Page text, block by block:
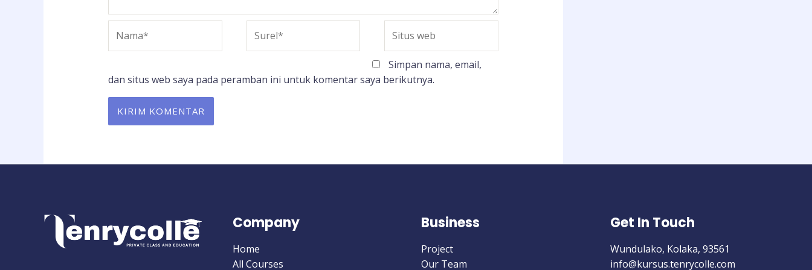
web
Simpan nama, email,
dan situs web saya pada peramban ini untuk komentar saya berikutnya.
Company
Home
All Courses
Business
Project
Our Team
Get In Touch
Wundulako, Kolaka, 93561
info@kursus.tenrycolle.com​